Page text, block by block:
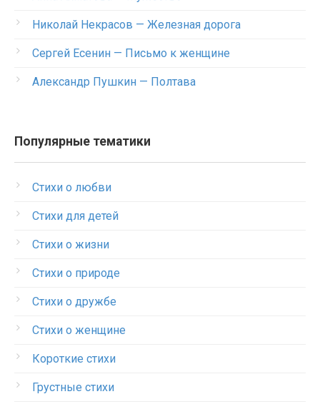
Николай Некрасов — Железная дорога
Сергей Есенин — Письмо к женщине
Александр Пушкин — Полтава
Популярные тематики
Стихи о любви
Стихи для детей
Стихи о жизни
Стихи о природе
Стихи о дружбе
Стихи о женщине
Короткие стихи
Грустные стихи